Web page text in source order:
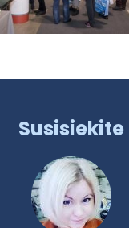
Susisiekite